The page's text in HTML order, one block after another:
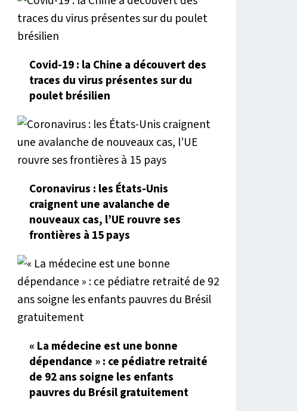
Covid-19 : la Chine a découvert des
traces du virus présentes sur du
poulet brésilien
Coronavirus : les États-Unis
craignent une avalanche de
nouveaux cas, l’UE rouvre ses
frontières à 15 pays
« La médecine est une bonne
dépendance » : ce pédiatre retraité
de 92 ans soigne les enfants
pauvres du Brésil gratuitement